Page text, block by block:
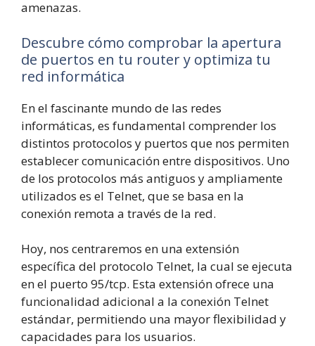
amenazas.
Descubre cómo comprobar la apertura
de puertos en tu router y optimiza tu
red informática
En el fascinante mundo de las redes
informáticas, es fundamental comprender los
distintos protocolos y puertos que nos permiten
establecer comunicación entre dispositivos. Uno
de los protocolos más antiguos y ampliamente
utilizados es el Telnet, que se basa en la
conexión remota a través de la red.
Hoy, nos centraremos en una extensión
específica del protocolo Telnet, la cual se ejecuta
en el puerto 95/tcp. Esta extensión ofrece una
funcionalidad adicional a la conexión Telnet
estándar, permitiendo una mayor flexibilidad y
capacidades para los usuarios.